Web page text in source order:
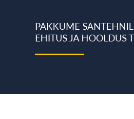
PAKKUME
EHITUS JA HOOLDUS